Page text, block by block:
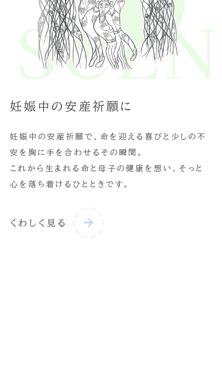
妊娠中の安産祈願に
妊娠中の安産祈願で、命を迎える喜びと少しの不
安を胸に手を合わせるその瞬間。
これから生まれる命と母子の健康を想い、そっと
心を落ち着けるひとときです。
くわしく見る